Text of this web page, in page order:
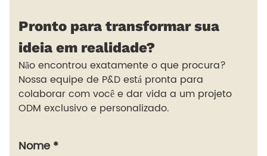
Pronto para transformar sua
ideia em realidade?
Não encontrou exatamente o que procura?
Nossa equipe de P&D está pronta para
colaborar com você e dar vida a um projeto
ODM exclusivo e personalizado.
Nome *